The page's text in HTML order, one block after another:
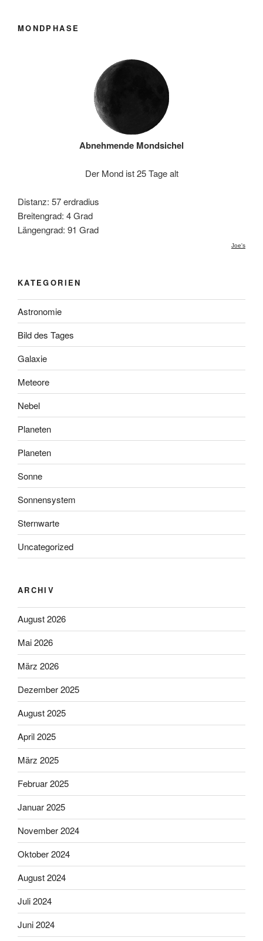
MONDPHASE
Abnehmende Mondsichel
Der Mond ist 25 Tage alt
Distanz: 57 erdradius
Breitengrad: 4 Grad
Längengrad: 91 Grad
Joe's
KATEGORIEN
Astronomie
Bild des Tages
Galaxie
Meteore
Nebel
Planeten
Planeten
Sonne
Sonnensystem
Sternwarte
Uncategorized
ARCHIV
August 2026
Mai 2026
März 2026
Dezember 2025
August 2025
April 2025
März 2025
Februar 2025
Januar 2025
November 2024
Oktober 2024
August 2024
Juli 2024
Juni 2024